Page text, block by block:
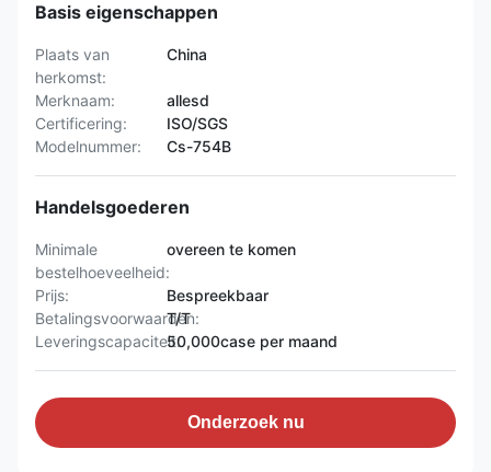
Basis eigenschappen
Plaats van
herkomst:
China
Merknaam:
allesd
Certificering:
ISO/SGS
Modelnummer:
Cs-754B
Handelsgoederen
Minimale
bestelhoeveelheid:
overeen te komen
Prijs:
Bespreekbaar
Betalingsvoorwaarden:
T/T
Leveringscapaciteit:50,000case per maand
Onderzoek nu